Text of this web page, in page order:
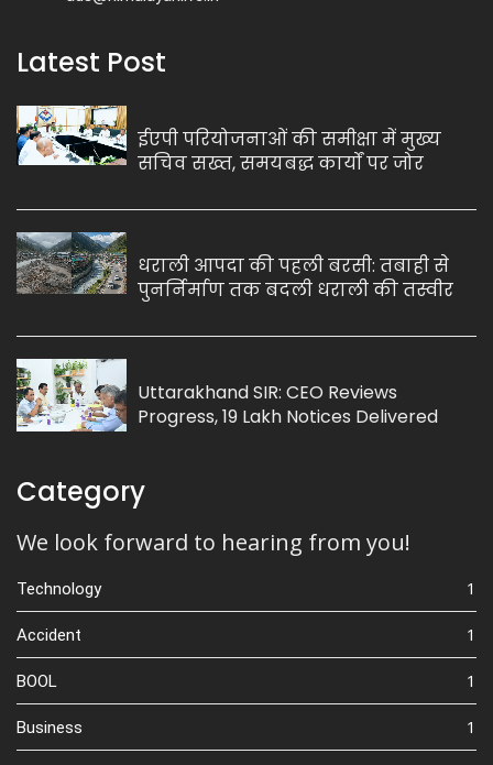
Latest Post
ईएपी परियोजनाओं की समीक्षा में मुख्य
सचिव सख्त, समयबद्ध कार्यों पर जोर
धराली आपदा की पहली बरसी: तबाही से
पुनर्निर्माण तक बदली धराली की तस्वीर
Uttarakhand SIR: CEO Reviews
Progress, 19 Lakh Notices Delivered
Category
We look forward to hearing from you!
Technology 1
Accident 1
BOOL 1
Business 1